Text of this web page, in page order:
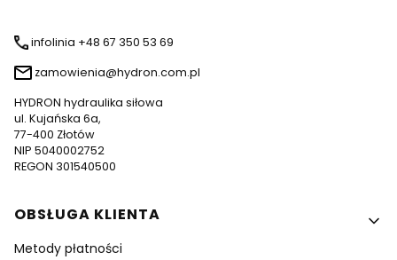
infolinia +48 67 350 53 69
zamowienia@hydron.com.pl
HYDRON hydraulika siłowa
ul. Kujańska 6a,
77-400 Złotów
NIP 5040002752
REGON 301540500
Linki w stopce
OBSŁUGA KLIENTA
Metody płatności